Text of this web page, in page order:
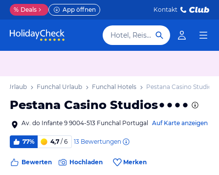
% Deals App öffnen Kontakt
Hotel, Reiseziel
Urlaub Funchal Urlaub Funchal Hotels Pestana Casino Studios
Pestana Casino Studios
Av. do Infante 9 9004-513 Funchal Portugal Auf Karte anzeigen
77% 4,7 / 6 13 Bewertungen
Bewerten Hochladen Merken